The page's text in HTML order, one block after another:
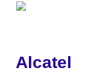
Alcatel